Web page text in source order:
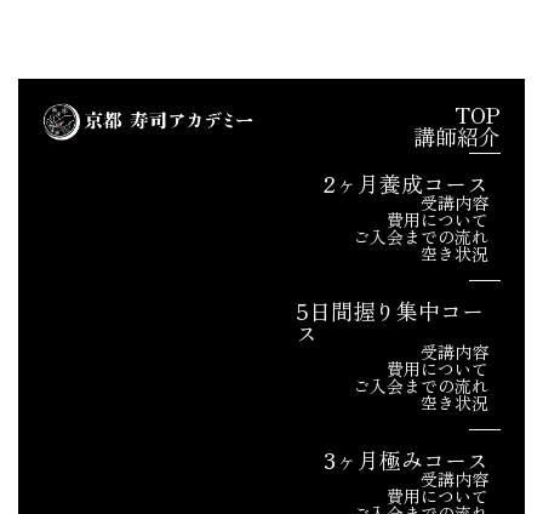
TOP
講師紹介
2ヶ月養成コース
受講内容
費用について
ご入会までの流れ
空き状況
5日間握り集中コー
ス
受講内容
費用について
ご入会までの流れ
空き状況
3ヶ月極みコース
受講内容
費用について